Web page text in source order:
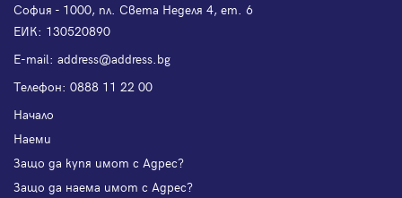
София - 1000, пл. Света Неделя 4, ет. 6
ЕИК: 130520890
Е-mail: address@address.bg
Телефон: 0888 11 22 00
Начало
Наеми
Защо да купя имот с Адрес?
Защо да наема имот с Адрес?